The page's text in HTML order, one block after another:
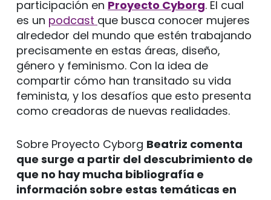
participación en Proyecto Cyborg. El cual
es un podcast que busca conocer mujeres
alrededor del mundo que estén trabajando
precisamente en estas áreas, diseño,
género y feminismo. Con la idea de
compartir cómo han transitado su vida
feminista, y los desafíos que esto presenta
como creadoras de nuevas realidades.
Sobre Proyecto Cyborg Beatriz comenta
que surge a partir del descubrimiento de
que no hay mucha bibliografía e
información sobre estas temáticas en